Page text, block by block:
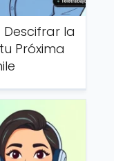
la
Próxima